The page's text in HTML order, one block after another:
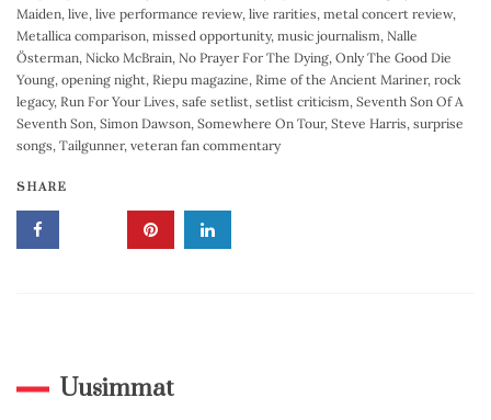
Maiden, live, live performance review, live rarities, metal concert review,
Metallica comparison, missed opportunity, music journalism, Nalle
Österman, Nicko McBrain, No Prayer For The Dying, Only The Good Die
Young, opening night, Riepu magazine, Rime of the Ancient Mariner, rock
legacy, Run For Your Lives, safe setlist, setlist criticism, Seventh Son Of A
Seventh Son, Simon Dawson, Somewhere On Tour, Steve Harris, surprise
songs, Tailgunner, veteran fan commentary
SHARE
Uusimmat